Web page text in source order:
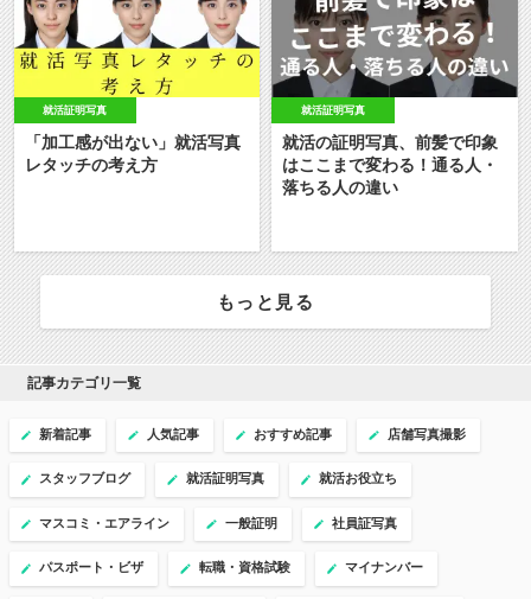
就活証明写真
「加工感が出ない」就活写真
レタッチの考え方
就活証明写真
就活の証明写真、前髪で印象
はここまで変わる！通る人・
落ちる人の違い
もっと見る
記事カテゴリ一覧
新着記事 人気記事 おすすめ記事 店舗写真撮影
スタッフブログ 就活証明写真 就活お役立ち
マスコミ・エアライン 一般証明 社員証写真
パスポート・ビザ 転職・資格試験 マイナンバー